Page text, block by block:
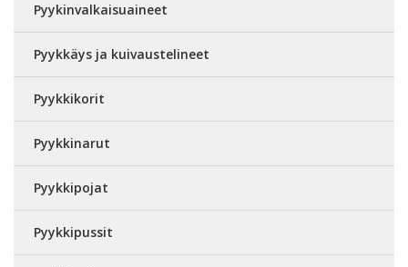
Pyykinvalkaisuaineet
Pyykkäys ja kuivaustelineet
Pyykkikorit
Pyykkinarut
Pyykkipojat
Pyykkipussit